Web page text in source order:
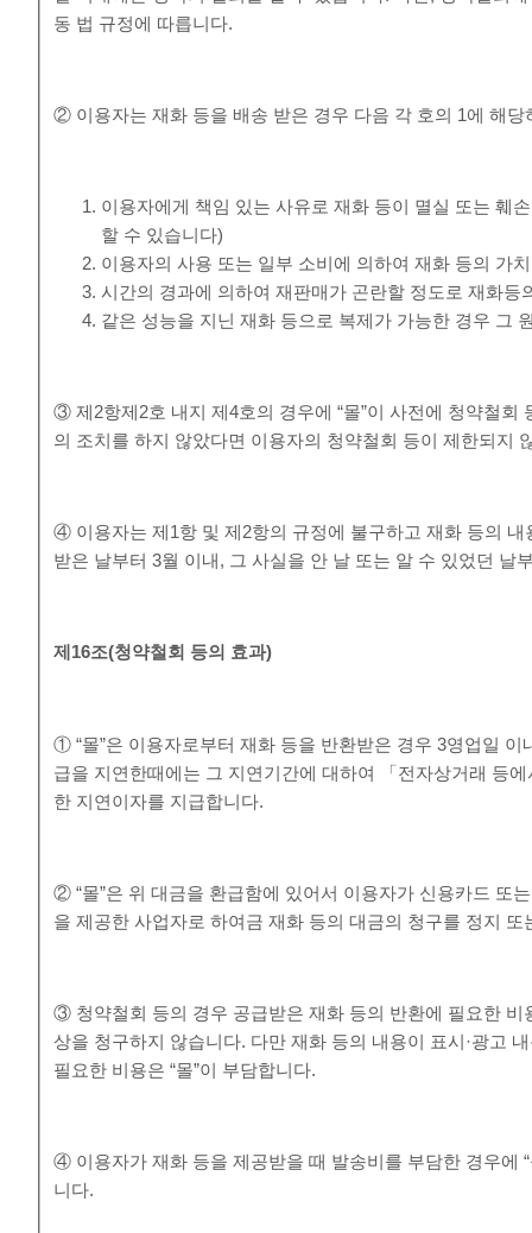
동 법 규정에 따릅니다.
② 이용자는 재화 등을 배송 받은 경우 다음 각 호의 1에 해
이용자에게 책임 있는 사유로 재화 등이 멸실 또는 훼
할 수 있습니다)
이용자의 사용 또는 일부 소비에 의하여 재화 등의 가
시간의 경과에 의하여 재판매가 곤란할 정도로 재화등
같은 성능을 지닌 재화 등으로 복제가 가능한 경우 그
③ 제2항제2호 내지 제4호의 경우에 “몰”이 사전에 청약철
의 조치를 하지 않았다면 이용자의 청약철회 등이 제한되지
④ 이용자는 제1항 및 제2항의 규정에 불구하고 재화 등의
받은 날부터 3월 이내, 그 사실을 안 날 또는 알 수 있었던 날
제 16조(청약철회 등의 효과)
① “몰”은 이용자로부터 재화 등을 반환받은 경우 3영업일
급을 지연한때에는 그 지연기간에 대하여 「전자상거래 등
한 지연이자를 지급합니다.
② “몰”은 위 대금을 환급함에 있어서 이용자가 신용카드 또
을 제공한 사업자로 하여금 재화 등의 대금의 청구를 정지
③ 청약철회 등의 경우 공급받은 재화 등의 반환에 필요한 비
상을 청구하지 않습니다. 다만 재화 등의 내용이 표시·광고
필요한 비용은 “몰”이 부담합니다.
④ 이용자가 재화 등을 제공받을 때 발송비를 부담한 경우에
니다.